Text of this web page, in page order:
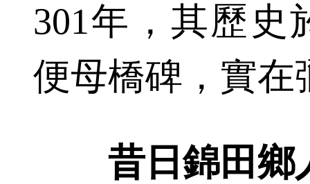
301年，其歷史
便母橋碑，實在
昔日錦田鄉